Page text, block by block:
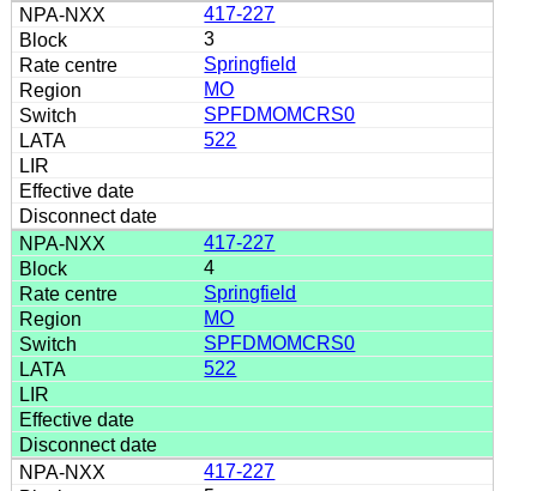
417-227
3
Springfield
MO
SPFDMOMCRS0
522
417-227
4
Springfield
MO
SPFDMOMCRS0
522
417-227